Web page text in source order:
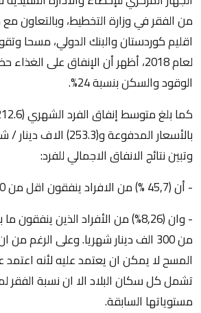
من الفقر في وزارة التخطيط، وبالتعاون
اقليم كوردستان والبنك الدولي، مسحا
الوقود والسكن بنسبة 24%.
بالأسعار المدفوعة
وتبين نتائج الانفاق الاجمالي للفرد:
- أن (45,7 %) من الافراد ينفقون اقل من 200 ألف دينار شهريا،
من 300 الف دينار شهريا. وعلى الرغم
المسح لا يمكن ان يعتمد عليه لأنه
تشمل كل سكان البلاد الا ان نسبة
مستوياتها السابقة.